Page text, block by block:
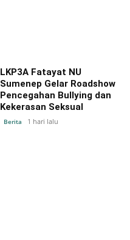
LKP3A Fatayat NU
Sumenep Gelar Roadshow
Pencegahan Bullying dan
Kekerasan Seksual
Berita 1 hari lalu